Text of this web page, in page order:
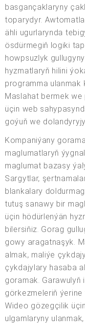
basgançaklaryny
toparydyr.
ähli ugurlarynda
ösdürmegiň logiki
howpsuzlyk
hyzmatlaryň hilini
programma ulanmak
Maslahat bermek
üçin web
goýuň we
Kompaniýany
maglumatlaryň
maglumat bazasy
Sargytlar,
blankalary
tutuş sanawy bir
üçin hödürlenýän
bilersiňiz. Gorag
gowy aragatnaşyk.
almak, maliýe
çykdajylary hasaba
goramak. Garawulyň
görkezmeleriň
Wideo gözegçilik
ulgamlaryny